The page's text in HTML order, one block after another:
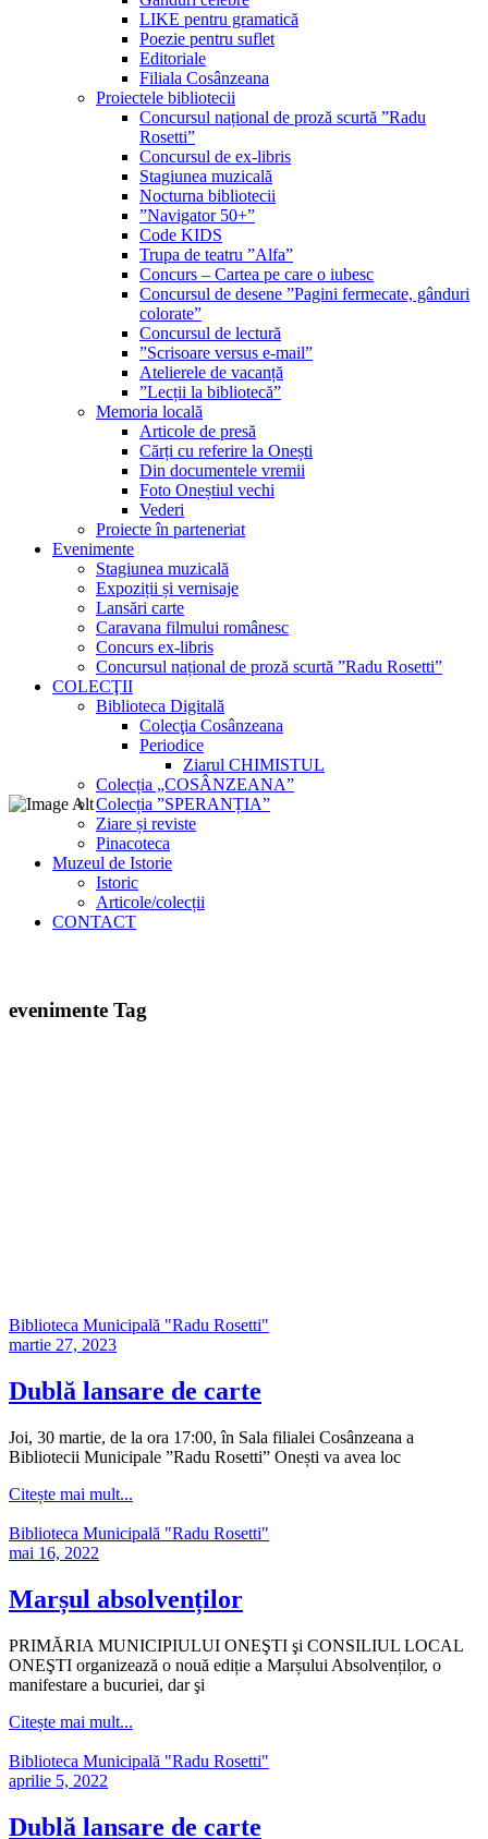
LIKE pentru gramatică
Poezie pentru suflet
Editoriale
Filiala Cosânzeana
Proiectele bibliotecii
Concursul național de proză scurtă ”Radu
Rosetti”
Concursul de ex-libris
Stagiunea muzicală
Nocturna bibliotecii
”Navigator 50+”
Code KIDS
Trupa de teatru ”Alfa”
Concurs – Cartea pe care o iubesc
Concursul de desene ”Pagini fermecate, gânduri
colorate”
Concursul de lectură
”Scrisoare versus e-mail”
Atelierele de vacanță
”Lecții la bibliotecă”
Memoria locală
Articole de presă
Cărți cu referire la Onești
Din documentele vremii
Foto Oneștiul vechi
Vederi
Proiecte în parteneriat
Evenimente
Stagiunea muzicală
Expoziții și vernisaje
Lansări carte
Caravana filmului românesc
Concurs ex-libris
Concursul național de proză scurtă ”Radu Rosetti”
COLECŢII
Biblioteca Digitală
Colecţia Cosânzeana
Periodice
Ziarul CHIMISTUL
Colecția „COSÂNZEANA”
Colecția ”SPERANȚIA”
Ziare și reviste
Pinacoteca
Muzeul de Istorie
Istoric
Articole/colecții
CONTACT
evenimente Tag
Biblioteca Municipală "Radu Rosetti"
martie 27, 2023
Dublă lansare de carte
Joi, 30 martie, de la ora 17:00, în Sala filialei Cosânzeana a
Bibliotecii Municipale ”Radu Rosetti” Onești va avea loc
Citește mai mult...
Biblioteca Municipală "Radu Rosetti"
mai 16, 2022
Marșul absolvenților
PRIMĂRIA MUNICIPIULUI ONEŞTI şi CONSILIUL LOCAL
ONEŞTI organizează o nouă ediție a Marșului Absolvenților, o
manifestare a bucuriei, dar şi
Citește mai mult...
Biblioteca Municipală "Radu Rosetti"
aprilie 5, 2022
Dublă lansare de carte